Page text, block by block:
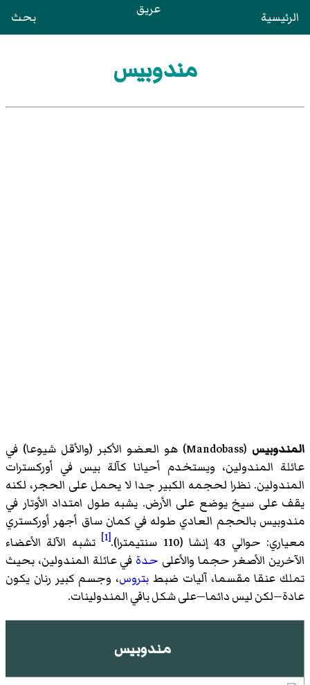
الرئيسية عريق بحث
مندوبيس
المندوبيس (
Mandobass)‏ هو العضو الأكبر (والأقل شيوعا) في
عائلة المندولين، ويستخدم أحيانا كآلة بيس في أوركسترات
المندولين. نظرا لحجمه الكبير جدا لا يحمل على الحجر، لكنه
يقف على سيخ يوضع على الأرض. يشبه طول امتداد الأوتار في
مندوبيس بالحجم العادي طوله في كمان ساق أجهر أوركستري
معياري: حوالي 43 إنشا (110 سنتيمترا).
[1]
تشبه الآلة الأعضاء
الآخرين الأصغر حجما والأعلى حدة في عائلة المندولين، بحيث
تملك عنقا مقسما، آليات ضبط بتروس، وجسم كبير رنان يكون
عادة—لكن ليس دائما—على شكل باقي المندولينات.
مندوبيس